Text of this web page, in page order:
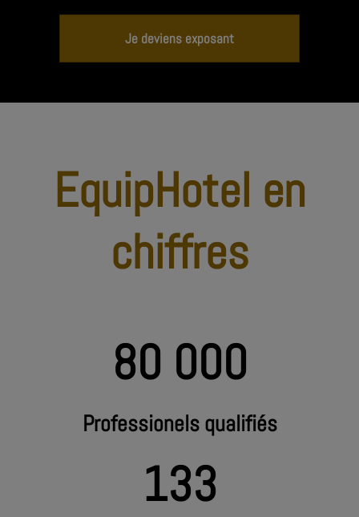
Je deviens exposant
EquipHotel en
chiffres
80 000
Professionels qualifiés
133